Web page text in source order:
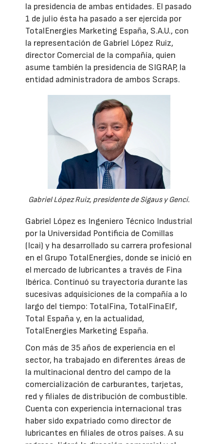
la presidencia de ambas entidades. El pasado
1 de julio ésta ha pasado a ser ejercida por
TotalEnergies Marketing España, S.A.U., con
la representación de Gabriel López Ruiz,
director Comercial de la compañía, quien
asume también la presidencia de SIGRAP, la
entidad administradora de ambos Scraps.
Gabriel López Ruiz, presidente de Sigaus y Genci.
Gabriel López es Ingeniero Técnico Industrial
por la Universidad Pontificia de Comillas
(Icai) y ha desarrollado su carrera profesional
en el Grupo TotalEnergies, donde se inició en
el mercado de lubricantes a través de Fina
Ibérica. Continuó su trayectoria durante las
sucesivas adquisiciones de la compañía a lo
largo del tiempo: TotalFina, TotalFinaElf,
Total España y, en la actualidad,
TotalEnergies Marketing España.
Con más de 35 años de experiencia en el
sector, ha trabajado en diferentes áreas de
la multinacional dentro del campo de la
comercialización de carburantes, tarjetas,
red y filiales de distribución de combustible.
Cuenta con experiencia internacional tras
haber sido expatriado como director de
lubricantes en filiales de otros países. A su